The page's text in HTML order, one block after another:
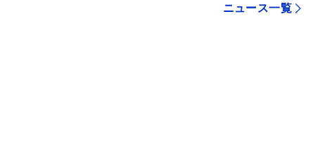
ニュース一覧